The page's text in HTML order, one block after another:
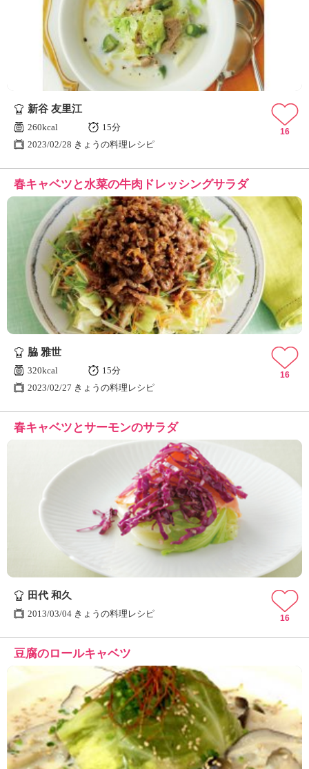
新谷 友里江
260kcal
15分
2023/02/28 きょうの料理レシピ
16
春キャベツと水菜の牛肉ドレッシングサラダ
脇 雅世
320kcal
15分
2023/02/27 きょうの料理レシピ
16
春キャベツとサーモンのサラダ
田代 和久
2013/03/04 きょうの料理レシピ 16
豆腐のロールキャベツ